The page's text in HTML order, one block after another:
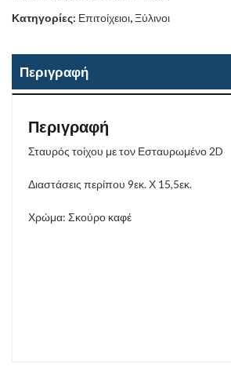
Κατηγορίες: Επιτοίχειοι,Ξύλινοι
Περιγραφή
Περιγραφή
Σταυρός τοίχου με τον Εσταυρωμένο 2D
Διαστάσεις περίπου 9εκ. Χ 15,5εκ.
Χρώμα: Σκούρο καφέ